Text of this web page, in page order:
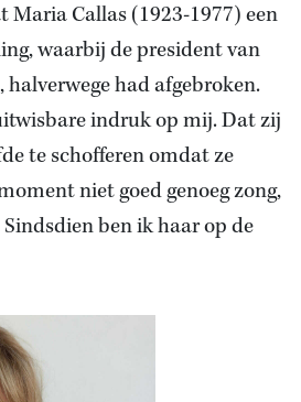
Maria Callas (1923-1977) een
waarbij de president van
had afgebroken.
indruk op mij. Dat zij
te schofferen omdat ze
niet goed genoeg zong,
ben ik haar op de